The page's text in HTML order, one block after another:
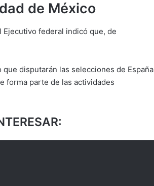
de México
federal indicó que, de
disputarán las selecciones de España
forma parte de las actividades